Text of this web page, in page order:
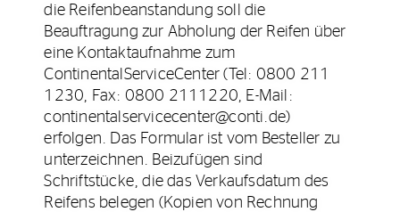
die Reifenbeanstandung soll die
Beauftragung zur Abholung der Reifen über
eine Kontaktaufnahme zum
ContinentalServiceCenter (Tel: 0800 211
1230, Fax: 0800 2111220, E-Mail:
continentalservicecenter@conti.de)
erfolgen. Das Formular ist vom Besteller zu
unterzeichnen. Beizufügen sind
Schriftstücke, die das Verkaufsdatum des
Reifens belegen (Kopien von Rechnung